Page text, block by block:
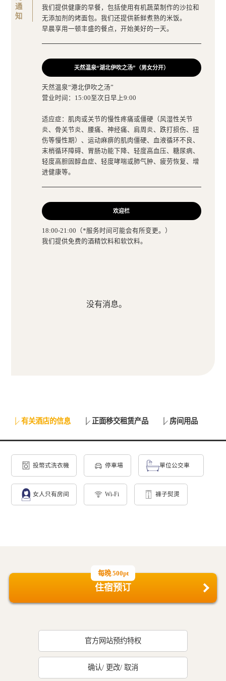
我们提供健康的早餐，包括使用有机蔬菜制作的沙拉和
无添加剂的烤面包。我们还提供新鲜煮熟的米饭。
早晨享用一顿丰盛的餐点，开始美好的一天。
天然温泉“湖北伊吹之汤”（男女分开）
天然温泉“港北伊吹之汤”
营业时间：15:00至次日早上9:00
适应症：肌肉或关节的慢性疼痛或僵硬（风湿性关节
炎、骨关节炎、腰痛、神经痛、肩周炎、跌打损伤、扭
伤等慢性期）、运动麻痹的肌肉僵硬、血液循环不良、
末梢循环障碍、胃肠功能下降、轻度高血压、糖尿病、
轻度高胆固醇血症、轻度哮喘或肺气肿、疲劳恢复、增
进健康等。
欢迎栏
18:00-21:00（*服务时间可能会有所变更。）
我们提供免费的酒精饮料和软饮料。
没有消息。
有关酒店的信息 正面移交租赁产品 房间用品
投幣式洗衣機 停車場 單位公交車
女人只有房间 Wi-Fi 褲子熨燙
每晚 500pt
住宿预订
官方网站预约特权
确认/ 更改/ 取消